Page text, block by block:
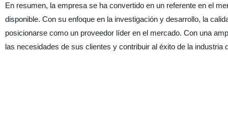
En resumen, la empresa se ha convertido en un referente en el
disponible. Con su enfoque en la investigación y desarrollo, la
posicionarse como un proveedor líder en el mercado. Con una
las necesidades de sus clientes y contribuir al éxito de la industria